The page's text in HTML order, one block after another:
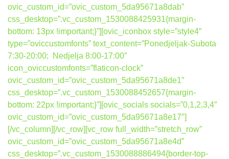
ovic_custom_id=”ovic_custom_5da95671a8dab”
css_desktop=”.vc_custom_1530088425931{margin-
bottom: 13px !important;}”][ovic_iconbox style=”style4″
type=”oviccustomfonts” text_content=”Ponedjeljak-Subota
7:30-20:00; Nedjelja 8:00-17:00″
icon_oviccustomfonts=”flaticon-clock”
ovic_custom_id=”ovic_custom_5da95671a8de1″
css_desktop=”.vc_custom_1530088452657{margin-
bottom: 22px !important;}”][ovic_socials socials=”0,1,2,3,4″
ovic_custom_id=”ovic_custom_5da95671a8e17″]
[/vc_column][/vc_row][vc_row full_width=”stretch_row”
ovic_custom_id=”ovic_custom_5da95671a8e4d”
css_desktop=”.vc_custom_1530088886494{border-top-